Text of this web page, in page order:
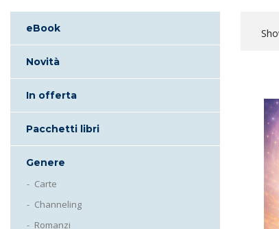
eBook
Novità
In offerta
Pacchetti libri
Genere
Carte
Channeling
Romanzi